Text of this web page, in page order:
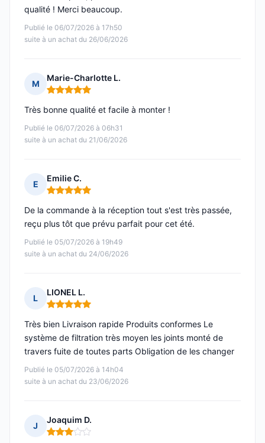
Publié le 06/07/2026 à 17h50
suite à un achat du 26/06/2026
qualité ! Merci beaucoup.
M
Marie-Charlotte L.
Note : 5 sur 5
Publié le 06/07/2026 à 06h31
suite à un achat du 21/06/2026
Très bonne qualité et facile à monter !
E
Emilie C.
Note : 5 sur 5
Publié le 05/07/2026 à 19h49
suite à un achat du 24/06/2026
De la commande à la réception tout s'est très passée,
reçu plus tôt que prévu parfait pour cet été.
L
LIONEL L.
Note : 5 sur 5
Publié le 05/07/2026 à 14h04
suite à un achat du 23/06/2026
Très bien Livraison rapide Produits conformes Le
système de filtration très moyen les joints monté de
travers fuite de toutes parts Obligation de les changer
J
Joaquim D.
Note : 3 sur 5